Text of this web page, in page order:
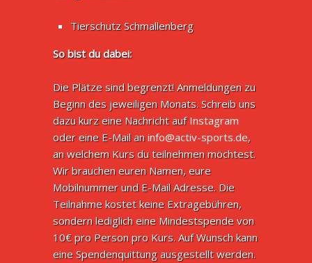
Tierschutz Schmallenberg
So bist du dabei:
Die Plätze sind begrenzt! Anmeldungen zu
Beginn des jeweiligen Monats. Schreib uns
dazu kurz eine Nachricht aufInstagram
oder eine E-Mail aninfo@activ-sports.de,
an welchem Kurs du teilnehmen möchtest.
Wir brauchen euren Namen, eure
Mobilnummer und E-Mail Adresse. Die
Teilnahme kostet keine Extragebühren,
sondern lediglich eine Mindestspende von
10€ pro Person pro Kurs. Auf Wunsch kann
eine Spendenquittung ausgestellt werden.